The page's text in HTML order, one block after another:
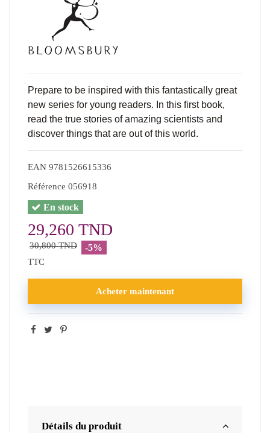
Prepare to be inspired with this fantastically great
new series for young readers. In this first book,
read the true stories of amazing scientists and
discover things that are out of this world.
EAN 9781526615336
Référence 056918
En stock
29,260 TND
30,800 TND -5%
TTC
Acheter maintenant
Détails du produit